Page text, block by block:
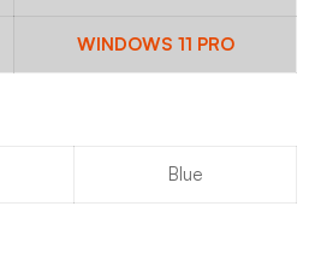
WINDOWS 11 PRO
Blue